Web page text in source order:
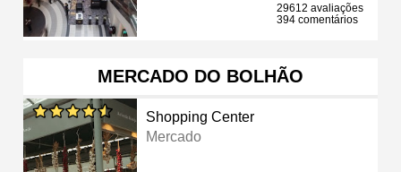
29612 avaliações
394 comentários
MERCADO DO BOLHÃO
Shopping Center
Mercado